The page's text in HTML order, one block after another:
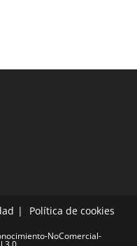
Política de cookies
NoComercial-